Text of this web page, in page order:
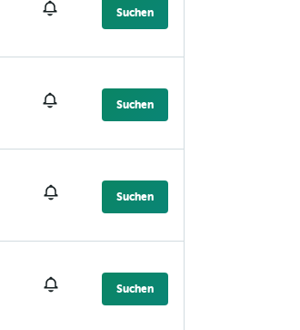
Suchen
Suchen
Suchen
Suchen